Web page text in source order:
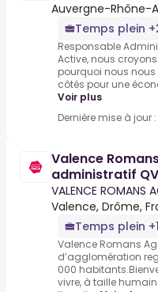
Auvergne-Rhône-
Temps plein
Responsable
Active, nous
pourquoi nous
côtés pour une
Voir plus
Dernière mise à jour
Valence
administratif
VALENCE ROMANS
Valence, Drôme,
Temps plein +1
Valence Romans
d’agglomération
000
vivre, à taille